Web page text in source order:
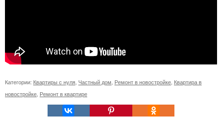
Категории: Квартиры с нуля Частный дом Ремонт в новостройке Квартира в
новостройке Ремонт в квартире